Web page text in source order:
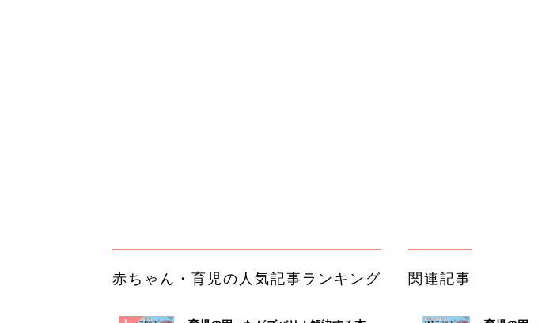
0％OFF以上が続々登場！Amazonの